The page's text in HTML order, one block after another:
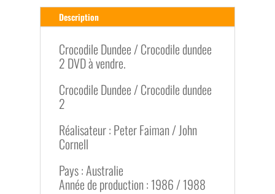
Dundee
Description
Crocodile Dundee / Crocodile dundee
2 DVD à vendre.
Crocodile Dundee / Crocodile dundee
2
Réalisateur : Peter Faiman / John
Cornell
Pays : Australie
Année de production : 1986 / 1988